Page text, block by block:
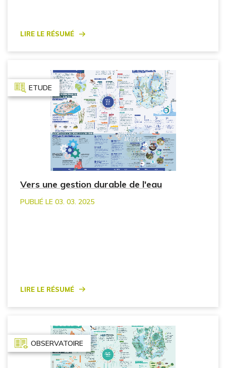
Lire le résumé
ETUDE
Vers une gestion durable de l'eau
PUBLIÉ LE 03. 03. 2025
Lire le résumé
OBSERVATOIRE